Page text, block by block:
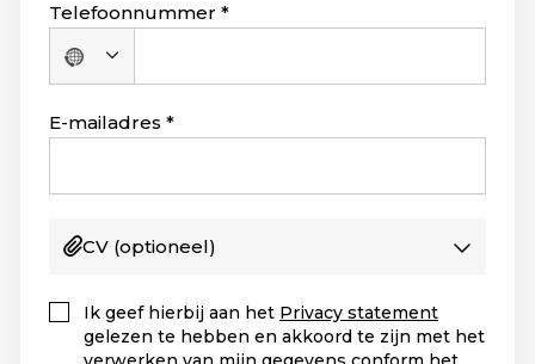
Telefoonnummer
Geen
land
geselecteerd
E-mailadres
CV (optioneel)
Ik geef hierbij aan het Privacy statement
gelezen te hebben en akkoord te zijn met het